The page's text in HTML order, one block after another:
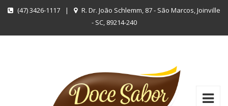
(47) 3426-1117 |
R. Dr. João Schlemm, 87 - São Marcos, Joinville
- SC, 89214-240